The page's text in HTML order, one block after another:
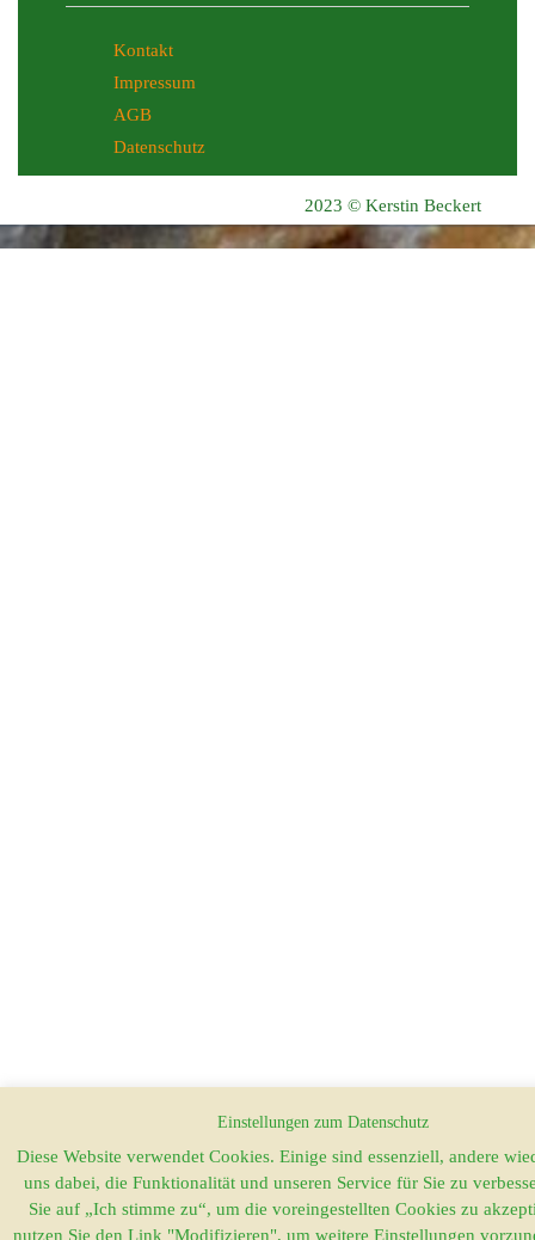
Kontakt
Impressum
AGB
Datenschutz
2023 © Kerstin Beckert
Einstellungen zum Datenschutz
Diese Website verwendet Cookies. Einige sind essenziell, andere
uns dabei, die Funktionalität und unseren Service für Sie zu
Sie auf „Ich stimme zu“, um die voreingestellten Cookies zu
nutzen Sie den Link "Modifizieren", um weitere Einstellungen